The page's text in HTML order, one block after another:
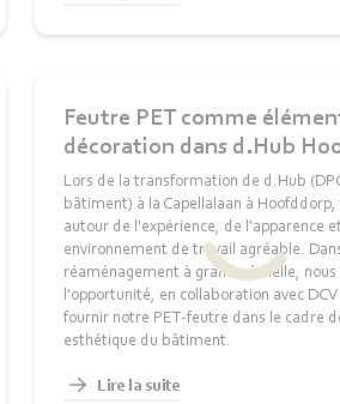
Feutre PET comme
décoration dans d.Hub
Lors de la transformation de d.Hub
bâtiment) à la Capellalaan à
autour de l'expérience, de l'apparence
environnement de travail agréable.
réaménagement à grande échelle, nous
l'opportunité, en collaboration avec
fournir notre PET‑feutre dans le cadre
esthétique du bâtiment.
Lire la suite